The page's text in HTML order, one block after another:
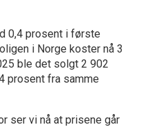
0,4 prosent i første
i Norge koster nå 3
ble det solgt 2 902
prosent fra samme
ser vi nå at prisene går